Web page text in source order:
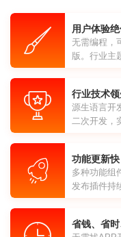
用户体验
无需编程，
版。行业主
行业技术
源生语言开
二次开发，
功能更新快
多种功能组
发布插件持
省钱、省